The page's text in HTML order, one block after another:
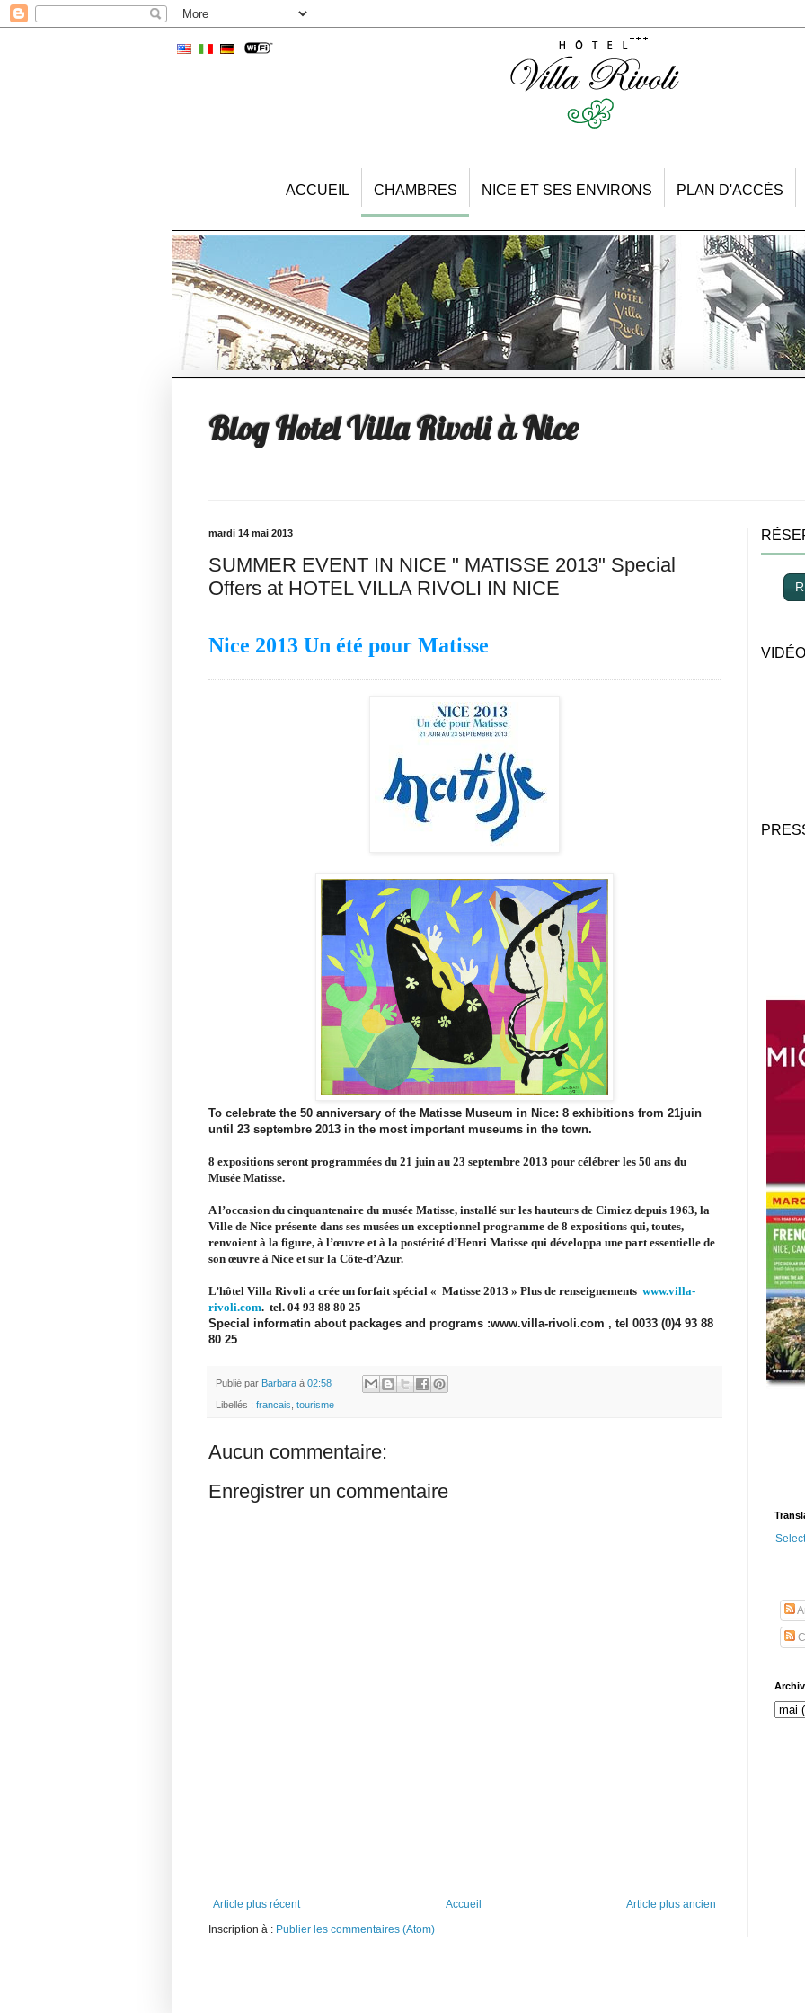
ACCUEIL CHAMBRES NICE ET SES ENVIRONS PLAN D'ACCÈS
Blog Hotel Villa Rivoli à Nice
mardi 14 mai 2013
SUMMER EVENT IN NICE " MATISSE 2013" Special
Offers at HOTEL VILLA RIVOLI IN NICE
Nice 2013 Un été pour Matisse
To celebrate the 50 anniversary of the Matisse Museum in Nice: 8 exhibitions from 21juin
until 23 septembre 2013 in the most important museums in the town.
8 expositions seront programmées du 21 juin au 23 septembre 2013 pour célébrer les 50 ans du
Musée Matisse.
A l’occasion du cinquantenaire du musée Matisse, installé sur les hauteurs de Cimiez depuis 1963, la
Ville de Nice présente dans ses musées un exceptionnel programme de 8 expositions qui, toutes,
renvoient à la figure, à l’œuvre et à la postérité d’Henri Matisse qui développa une part essentielle de
son œuvre à Nice et sur la Côte-d’Azur.
L’hôtel Villa Rivoli a crée un forfait spécial « Matisse 2013 » Plus de renseignements www.villa-
rivoli.com. tel. 04 93 88 80 25
Special informatin about packages and programs :www.villa-rivoli.com , tel 0033 (0)4 93 88
80 25
Publié par Barbara à 02:58
Libellés : francais tourisme
Aucun commentaire:
Enregistrer un commentaire
Article plus récent Article plus ancien
Accueil
Inscription à : Publier les commentaires (Atom)
VIDÉO